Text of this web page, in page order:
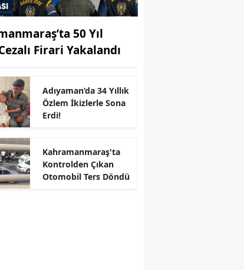
50 Yıl
Firari Yakalandı
Adıyaman’da 34 Yıllık
Özlem İkizlerle Sona
Erdi!
Kahramanmaraş'ta
Kontrolden Çıkan
Otomobil Ters Döndü